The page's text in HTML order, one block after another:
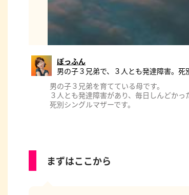
ぽっふん
男の子３兄弟で、３人とも発達障害。死
男の子３兄弟を育てている母です。
３人とも発達障害があり、毎日しんどか
死別シングルマザーです。
まずはここから